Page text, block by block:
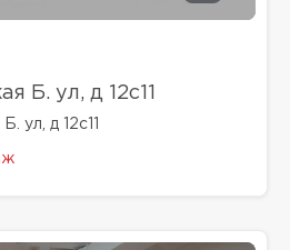
Б. ул, д 12с11
ул, д 12с11